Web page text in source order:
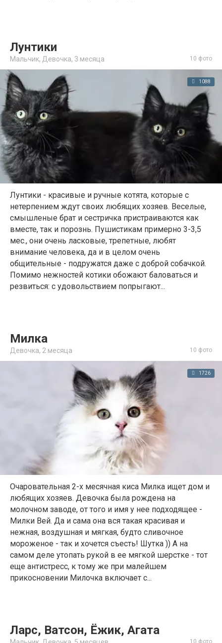
Лунтики
Мальчик, Девочка, 3 месяца 10 фото
1088
Лунтики - красивые и ручные котята, которые с
нетерпением ждут своих любящих хозяев. Веселые,
смышленые брат и сестричка пристраиваются как
вместе, так и порознь. Пушистикам примерно 3-3,5
мес., они очень ласковые, трепетные, любят
внимание человека, да и в целом очень
общительные - подружатся даже с доброй собачкой.
Помимо нежностей котики обожают баловаться и
резвиться: с удовольствием попрыгают...
Милка
Девочка, 2 месяца 10 фото
1726
Очаровательная 2-х месячная киса Милка ищет дом и
любящих хозяев. Девочка была рождена на
молочном заводе, от того и имя у нее подходящее -
Милки Вей. Да и сама она вся такая красивая и
нежная, воздушная и мягкая, будто сливочное
мороженое - так и хочется съесть! Шутка )) А на
самом деле утопать рукой в ее мягкой шерстке - тот
еще антистресс, к тому же при малейшем
прикосновении Милочка включает с...
Ларс, Ватсон, Ёжик, Агата
10 фото